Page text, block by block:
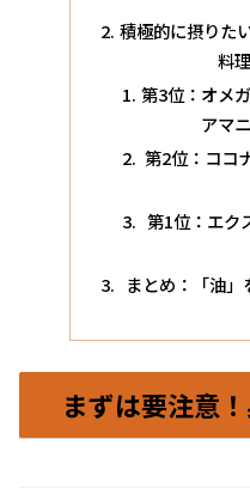
積極的に摂りた
料
第3位：オメ
アマ
第2位：ココ
第1位：エク
まとめ：「油
まずは要注意